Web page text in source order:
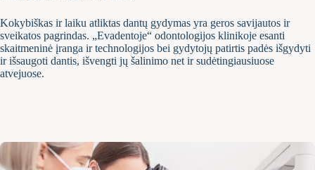
Kokybiškas ir laiku atliktas dantų gydymas yra geros savijautos ir
sveikatos pagrindas. „Evadentoje“ odontologijos klinikoje esanti
skaitmeninė įranga ir technologijos bei gydytojų patirtis padės išgydyti
ir išsaugoti dantis, išvengti jų šalinimo net ir sudėtingiausiuose
atvejuose.